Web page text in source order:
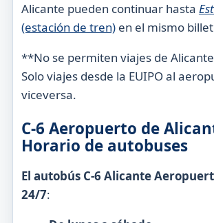
Alicante pueden continuar hasta
(estación de tren)en el mismo
**No se permiten viajes de Alicante
Solo viajes desde la EUIPO al
viceversa.
C-6 Aeropuerto de
Horario de autobuses
El autobús C-6 Alicante
24/7: